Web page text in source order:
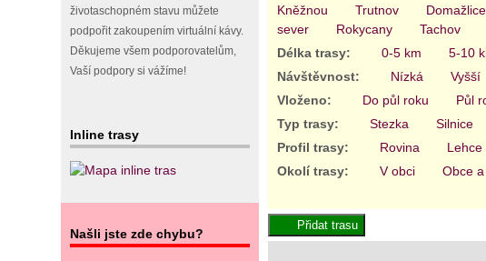
životaschopném stavu můžete
podpořit zakoupením virtuální kávy.
Děkujeme všem podporovatelům,
Vaší podpory si vážíme!
Inline trasy
Našli jste zde chybu?
Kněžnou
Trutnov Domažlice
sever
Rokycany Tachov
Délka trasy:
0-5 km 5-10
Návštěvnost:
Nízká Vyšší
Vloženo:
Do půl roku Půl
Typ trasy:
Stezka Silnice
Profil trasy:
Rovina Lehce
Okolí trasy:
V obci Obce